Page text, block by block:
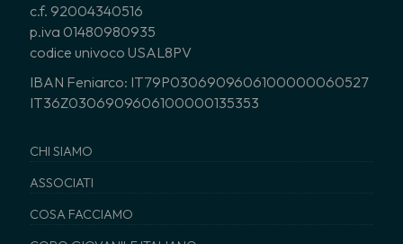
c.f. 92004340516
p.iva 01480980935
codice univoco USAL8PV
IBAN Feniarco: IT79P0306909606100000060527
IT36Z0306909606100000135353
CHI SIAMO
ASSOCIATI
COSA FACCIAMO